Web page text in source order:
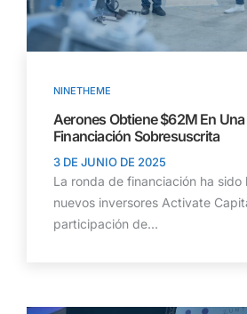
NINETHEME
Aerones Obtiene $62M En Una
Financiación Sobresuscrita
3 DE JUNIO DE 2025
La ronda de financiación ha sido
nuevos inversores Activate
participación de...